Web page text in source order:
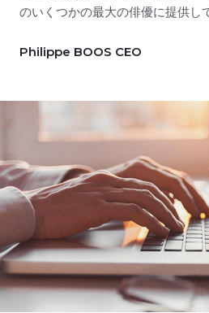
のいくつかの最大の俳優に提供し
Philippe BOOS CEO